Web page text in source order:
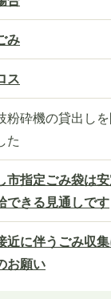
み
ス
粉砕機の貸出し
た
市指定ごみ袋は
できる見通しです
近に伴うごみ収
お願い